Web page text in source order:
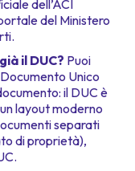
dell’ACI
del Ministero
il DUC? Puoi
Unico
il DUC è
layout moderno
separati
di proprietà),